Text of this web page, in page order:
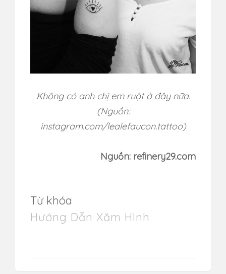
Không có anh chị em ruột ở đây nữa.
(Nguồn:
instagram.com/lealefaucon.tattoo)
Nguồn: refinery29.com
Từ khóa
Hướng Dẫn Xăm Hình